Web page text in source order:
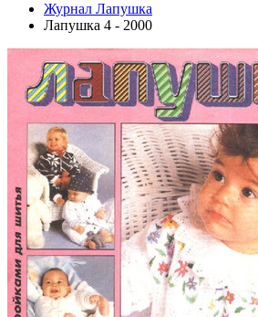
Журнал Лапушка
Лапушка 4 - 2000